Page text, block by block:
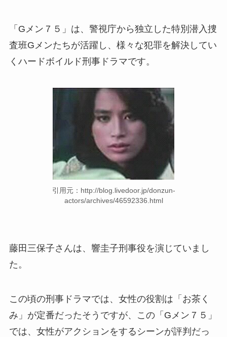
「Gメン７５」は、警視庁から独立した特別潜入捜
査班Gメンたちが活躍し、様々な犯罪を解決してい
くハードボイルド刑事ドラマです。
引用元：http://blog.livedoor.jp/donzun-
actors/archives/46592336.html
藤田三保子さんは、響圭子刑事役を演じていまし
た。
この頃の刑事ドラマでは、女性の役割は「お茶く
み」が定番だったそうですが、この「Gメン７５」
では、女性がアクションをするシーンが評判だっ